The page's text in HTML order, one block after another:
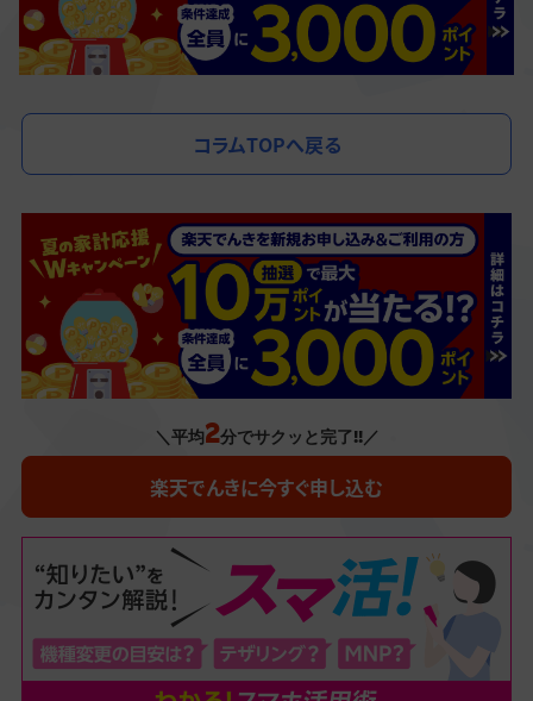
コラムTOPへ戻る
＼平均2分でサクッと完了!!／
楽天でんきに今すぐ申し込む